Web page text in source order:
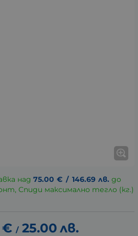
над 75.00 € / 146.69 лв. до
Спиди максимално тегло (кг.)
€ / 25.00 лв.